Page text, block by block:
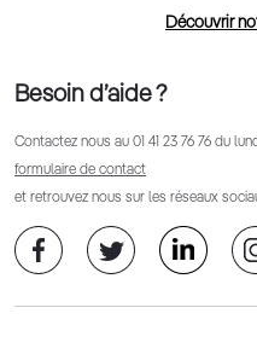
Découvrir
Besoin d’aide ?
Contactez nous au 01 41 23 76 76 du
formulaire de contact
et retrouvez nous sur les réseaux